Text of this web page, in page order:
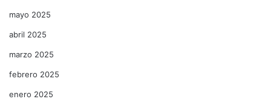
mayo 2025
abril 2025
marzo 2025
febrero 2025
enero 2025